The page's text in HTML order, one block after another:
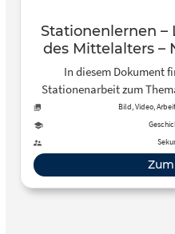
Stationenlernen –
des Mittelalters –
In diesem Dokument
Stationenarbeit zum
QR-Codes sind kleine
eingebunden. In EInzel-
Aufbau erarbeitet. In der
Zünfte und zum
Bild, Video,